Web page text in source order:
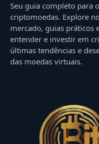
Seu guia completo para
criptomoedas. Explore
mercado, guias práticos
entender e investir em
últimas tendências e
das moedas virtuais.